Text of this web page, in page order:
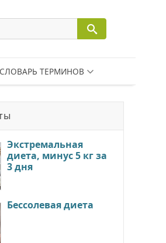
СЛОВАРЬ ТЕРМИНОВ
Экстремальная
диета, минус 5 кг за
3 дня
Бессолевая диета